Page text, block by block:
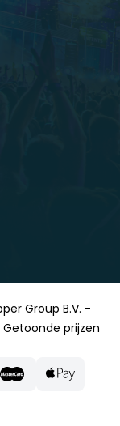
Group B.V. -
Getoonde prijzen